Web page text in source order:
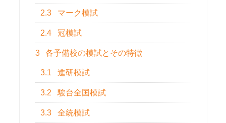
2.3 マーク模試
2.4 冠模試
3 各予備校の模試とその特徴
3.1 進研模試
3.2 駿台全国模試
3.3 全統模試